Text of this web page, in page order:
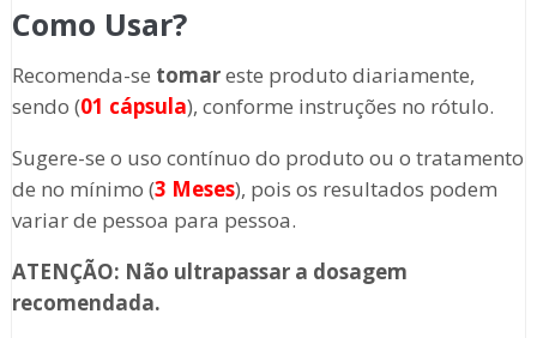
Como Usar?
Recomenda-se tomareste produto diariamente,
sendo (01 cápsula), conforme instruções no rótulo.
Sugere-se o uso contínuo do produto ou o tratamento
de no mínimo (3 Meses), pois os resultados podem
variar de pessoa para pessoa.
ATENÇÃO: Não ultrapassar a dosagem
recomendada.